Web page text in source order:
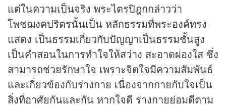
แต่ในความเป็นจริง พระไตรปิฎกกล่าวว่า
โพชฌงคปริตรนั้นเป็น หลักธรรมที่พระองค์ทรง
แสดง เป็นธรรมเกี่ยวกับปัญญาเป็นธรรมชั้นสูง
เป็นคำสอนในการทำใจให้สว่าง สะอาดผ่องใส ซึ่ง
สามารถช่วยรักษาใจ เพราะจิตใจมีความสัมพันธ์
และเกี่ยวข้องกับร่างกาย เนื่องจากกายกับใจเป็น
สิ่งที่อาศัยกันและกัน หากใจดี ร่างกายย่อมดีตาม